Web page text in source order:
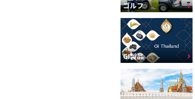
ゴルフ
GI製品